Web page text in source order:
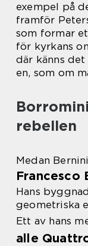
exempel på
framför
som formar
för kyrkans
där känns
en, som om
rebellen
Medan
Francesco
Hans
geometriska
Ett av hans
alle